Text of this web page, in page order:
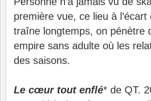
première vue, ce lieu à
traîne longtemps, on pénètre
empire sans adulte où les
des saisons.
Le cœur tout enflé* de QT.